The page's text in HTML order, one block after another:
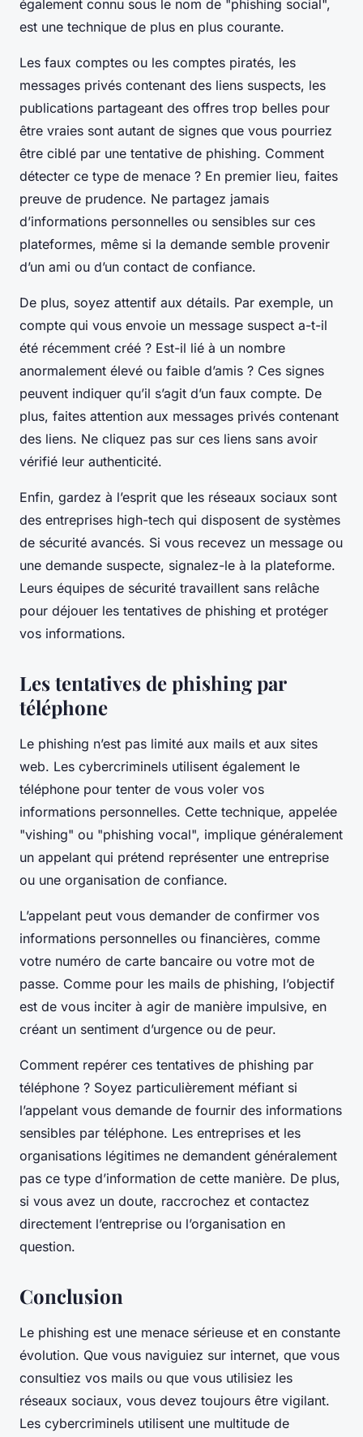
également connu sous le nom de "phishing social",
est une technique de plus en plus courante.
Les faux comptes ou les comptes piratés, les
messages privés contenant des liens suspects, les
publications partageant des offres trop belles pour
être vraies sont autant de signes que vous pourriez
être ciblé par une tentative de phishing. Comment
détecter ce type de menace ? En premier lieu, faites
preuve de prudence. Ne partagez jamais
d’informations personnelles ou sensibles sur ces
plateformes, même si la demande semble provenir
d’un ami ou d’un contact de confiance.
De plus, soyez attentif aux détails. Par exemple, un
compte qui vous envoie un message suspect a-t-il
été récemment créé ? Est-il lié à un nombre
anormalement élevé ou faible d’amis ? Ces signes
peuvent indiquer qu’il s’agit d’un faux compte. De
plus, faites attention aux messages privés contenant
des liens. Ne cliquez pas sur ces liens sans avoir
vérifié leur authenticité.
Enfin, gardez à l’esprit que les réseaux sociaux sont
des entreprises high-tech qui disposent de systèmes
de sécurité avancés. Si vous recevez un message ou
une demande suspecte, signalez-le à la plateforme.
Leurs équipes de sécurité travaillent sans relâche
pour déjouer les tentatives de phishing et protéger
vos informations.
Les tentatives de phishing par
téléphone
Le phishing n’est pas limité aux mails et aux sites
web. Les cybercriminels utilisent également le
téléphone pour tenter de vous voler vos
informations personnelles. Cette technique, appelée
"vishing" ou "phishing vocal", implique généralement
un appelant qui prétend représenter une entreprise
ou une organisation de confiance.
L’appelant peut vous demander de confirmer vos
informations personnelles ou financières, comme
votre numéro de carte bancaire ou votre mot de
passe. Comme pour les mails de phishing, l’objectif
est de vous inciter à agir de manière impulsive, en
créant un sentiment d’urgence ou de peur.
Comment repérer ces tentatives de phishing par
téléphone ? Soyez particulièrement méfiant si
l’appelant vous demande de fournir des informations
sensibles par téléphone. Les entreprises et les
organisations légitimes ne demandent généralement
pas ce type d’information de cette manière. De plus,
si vous avez un doute, raccrochez et contactez
directement l’entreprise ou l’organisation en
question.
Conclusion
Le phishing est une menace sérieuse et en constante
évolution. Que vous naviguiez sur internet, que vous
consultiez vos mails ou que vous utilisiez les
réseaux sociaux, vous devez toujours être vigilant.
Les cybercriminels utilisent une multitude de